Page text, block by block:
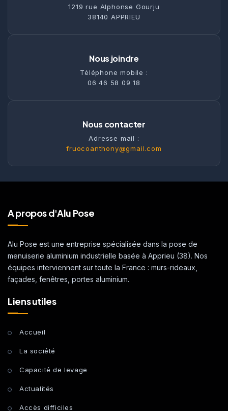
1219 rue Alphonse Gourju
38140 APPRIEU
Nous joindre
Téléphone mobile :
06 46 58 09 18
Nous contacter
Adresse mail :
fruocoanthony@gmail.com
A propos d'Alu Pose
Alu Pose est une entreprise spécialisée dans la pose de
menuiserie aluminium industrielle basée à Apprieu (38). Nos
équipes interviennent sur toute la France : murs-rideaux,
façades, fenêtres, portes aluminium.
Liens utiles
Accueil
La société
Capacité de levage
Actualités
Accès difficiles